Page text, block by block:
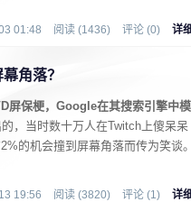
01:48 阅读 (1436) 评论 (0) 详
角落？
屏保梗，Google在其搜索引擎中模
，当时数十万人在Twitch上傻呆呆
的机会撞到屏幕角落而传为笑谈。
19:56 阅读 (3820) 评论 (1) 详